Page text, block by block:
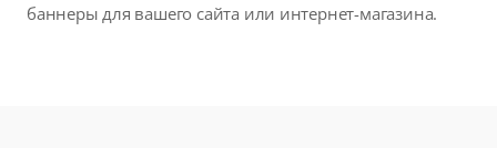
баннеры для вашего сайта или интернет-магазина.